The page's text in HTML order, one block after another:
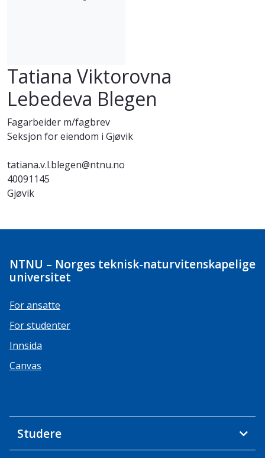
Tatiana Viktorovna
Lebedeva Blegen
Fagarbeider m/fagbrev
Seksjon for eiendom i Gjøvik
tatiana.v.l.blegen@ntnu.no
40091145
Gjøvik
NTNU – Norges teknisk-naturvitenskapelige
universitet
For ansatte
For studenter
Innsida
Canvas
Studere